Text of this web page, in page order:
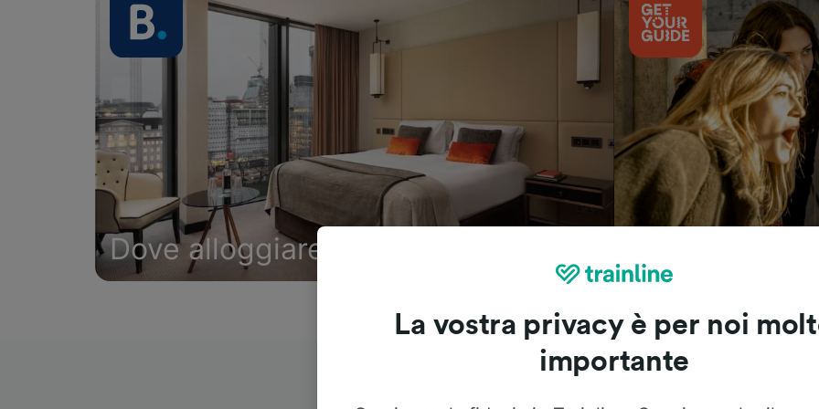
Dove alloggiare
Le recensioni dei nostri viaggiatori
La vostra privacy è per noi
importante